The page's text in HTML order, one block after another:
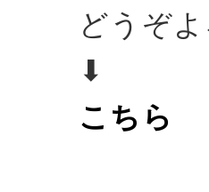
どうぞ
⬇︎
こちら